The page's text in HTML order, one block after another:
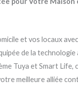
et vos locaux
de la
Tuya et Smart Life,
meilleure alliée